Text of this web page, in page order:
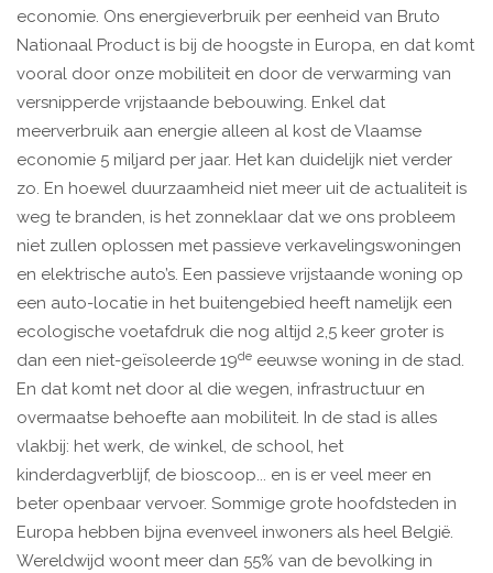
economie. Ons energieverbruik per eenheid van Bruto
Nationaal Product is bij de hoogste in Europa, en dat komt
vooral door onze mobiliteit en door de verwarming van
versnipperde vrijstaande bebouwing. Enkel dat
meerverbruik aan energie alleen al kost de Vlaamse
economie 5 miljard per jaar. Het kan duidelijk niet verder
zo. En hoewel duurzaamheid niet meer uit de actualiteit is
weg te branden, is het zonneklaar dat we ons probleem
niet zullen oplossen met passieve verkavelingswoningen
en elektrische auto’s. Een passieve vrijstaande woning op
een auto-locatie in het buitengebied heeft namelijk een
ecologische voetafdruk die nog altijd 2,5 keer groter is
dan een niet-geïsoleerde 19de eeuwse woning in de stad.
En dat komt net door al die wegen, infrastructuur en
overmaatse behoefte aan mobiliteit. In de stad is alles
vlakbij: het werk, de winkel, de school, het
kinderdagverblijf, de bioscoop... en is er veel meer en
beter openbaar vervoer. Sommige grote hoofdsteden in
Europa hebben bijna evenveel inwoners als heel België.
Wereldwijd woont meer dan 55% van de bevolking in